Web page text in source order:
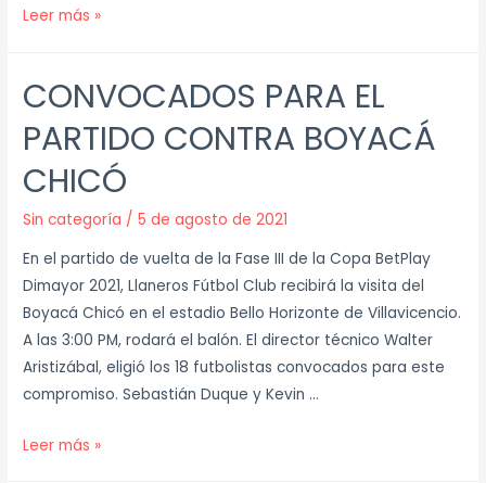
Leer más »
CONVOCADOS PARA EL
PARTIDO CONTRA BOYACÁ
CHICÓ
Sin categoría /5 de agosto de 2021
En el partido de vuelta de la Fase III de la Copa BetPlay
Dimayor 2021, Llaneros Fútbol Club recibirá la visita del
Boyacá Chicó en el estadio Bello Horizonte de Villavicencio.
A las 3:00 PM, rodará el balón. El director técnico Walter
Aristizábal, eligió los 18 futbolistas convocados para este
compromiso. Sebastián Duque y Kevin …
Leer más »